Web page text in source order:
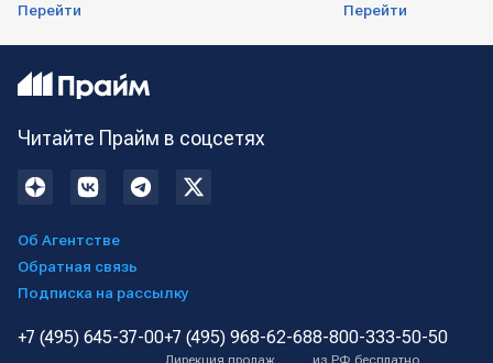
Перейти Перейти
Читайте Прайм в соцсетях
Об Агентстве
Обратная связь
Подписка на рассылку
+7 (495) 645-37-00+7 (495) 968-62-68
Дирекция продаж
8-800-333-50-50
из РФ бесплатно